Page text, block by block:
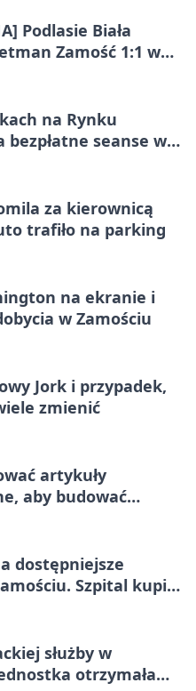
Podlasie Biała
Zamość 1:1 w
po bezbramkowej
na Rynku
bezpłatne seanse w
za kierownicą
trafiło na parking
na ekranie i
w Zamościu
Jork i przypadek,
zmienić
artykuły
aby budować
dostępniejsze
Szpital kupi
służby w
otrzymała